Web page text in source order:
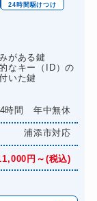
24時間駆けつけ
がある鍵
なキー（ID）の
いた鍵
時間 年中無休
浦添市対応
円～(税込)